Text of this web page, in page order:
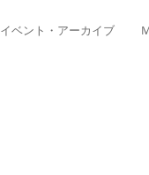
イベント・アーカイブ